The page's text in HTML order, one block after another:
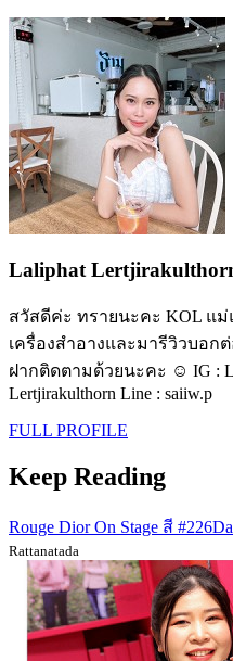
Laliphat
สวัสดีค่ะ ทรายนะคะ KOL แ
เครื่องสำอางและมารีวิวบอกต่
ฝากติดตามด้วยนะคะ ☺️ IG :
Lertjirakulthorn Line : saiiw.p
FULL PROFILE
Keep Reading
Rouge Dior On Stage สี
Rattanatada